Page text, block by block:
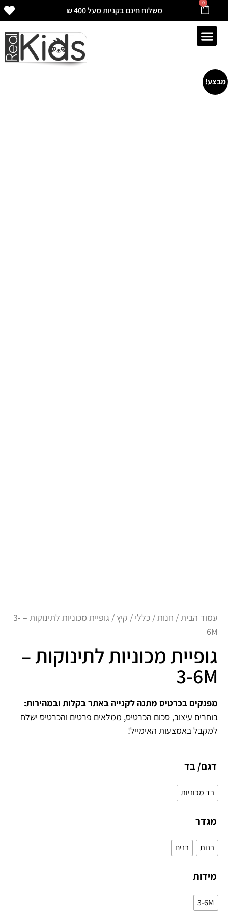
0
משלוח חינם בקניות מעל 400 ₪
מבצע!
עמוד הבית/ חנות/ כללי / קיץ
/ גופיית מכוניות לתינוקות – 3-
6M
גופיית מכוניות לתינוקות –
3-6M
מפנקים בכרטיס מתנה לקנייה באתר בקלות ובמהירות:
בוחרים עיצוב, סכום הכרטיס, ממלאים פרטים והכרטיס ישלח
למקבל באמצעות האימייל!
דגם/ בד
בד מכוניות
מגדר
בנות בנים
מידות
3-6M